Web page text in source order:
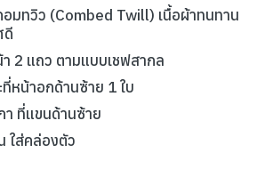
มทวิว (Combed Twill) เนื้อผ้าทนทาน
ดี
2 แถว ตามแบบเชฟสากล
ที่หน้าอกด้านซ้าย 1 ใบ
า ที่แขนด้านซ้าย
ใส่คล่องตัว